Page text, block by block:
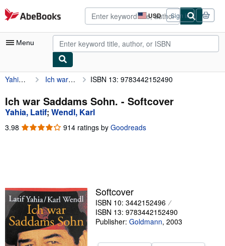
Skip to main content
AbeBooks.com USD
Site
shopping
preferences
Sign in
Menu
My Account
My Purchases
Advanced Search
Browse Collections
Textbooks
Sellers
Start Selling
Help
Yahia, Latif Ich war Saddams Sohn. ISBN 13: 9783442152490
Ich war Saddams Sohn. - Softcover
Yahia, Latif; Wendl, Karl
3.98 3.98
914 ratings by Goodreads
Softcover
ISBN 10: 3442152496
ISBN 13: 9783442152490
Publisher: Goldmann, 2003